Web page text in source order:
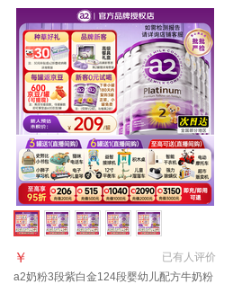
已有人评价
￥
a2奶粉3段紫白金124段婴幼儿配方牛奶粉